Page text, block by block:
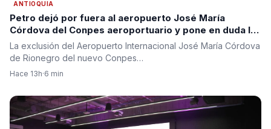
ANTIOQUIA
Petro dejó por fuera al aeropuerto José María
Córdova del Conpes aeroportuario y pone en duda la
segunda pista para Antioquia
La exclusión del Aeropuerto Internacional José María Córdova
de Rionegro del nuevo Conpes…
Hace 13h·6 min